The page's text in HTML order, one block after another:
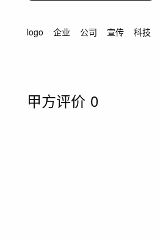
logo 企业 公司 宣传 科技
甲方评价 0